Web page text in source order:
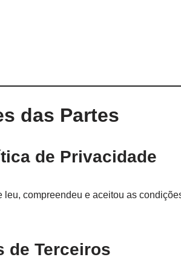
das Partes
de Privacidade
leu, compreendeu e aceitou as
de Terceiros